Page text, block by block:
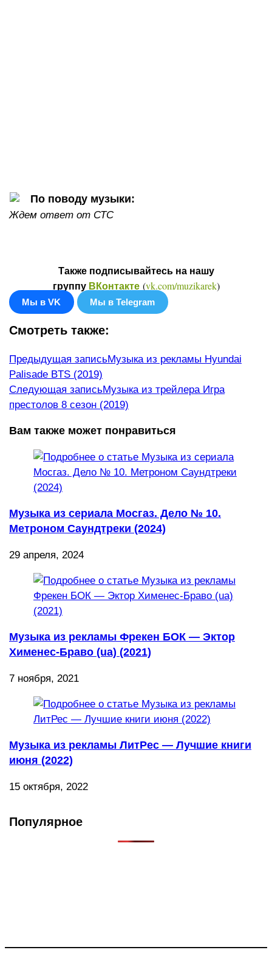
По поводу музыки:
Ждем ответ от СТС
Также подписывайтесь на нашу
группу ВКонтакте(vk.com/muzikarek)
Мы в VK Мы в Telegram
Смотреть также:
Еще
статьи
Предыдущая записьМузыка из рекламы Hyundai
Palisade BTS (2019)
Следующая записьМузыка из трейлера Игра
престолов 8 сезон (2019)
Вам также может понравиться
Музыка из сериала Мосгаз. Дело № 10.
Метроном Саундтреки (2024)
29 апреля, 2024
Музыка из рекламы Фрекен БОК — Эктор
Хименес-Браво (ua) (2021)
7 ноября, 2021
Музыка из рекламы ЛитРес — Лучшие книги
июня (2022)
15 октября, 2022
Популярное